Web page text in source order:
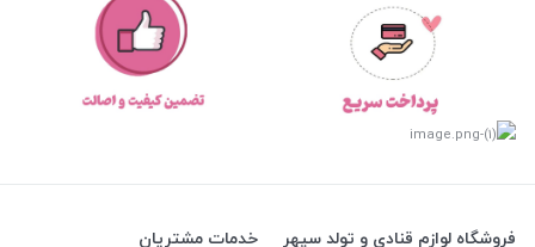
فروشگاه لوازم قنادی و تولد سپهر خدمات مشتریان